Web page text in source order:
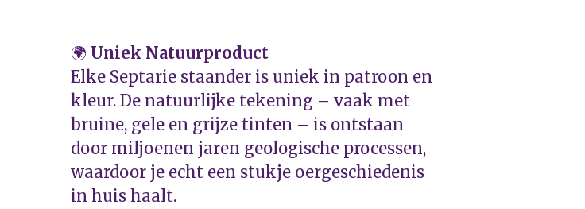
🌍 Uniek Natuurproduct
Elke Septarie staander is uniek in patroon en
kleur. De natuurlijke tekening – vaak met
bruine, gele en grijze tinten – is ontstaan
door miljoenen jaren geologische processen,
waardoor je echt een stukje oergeschiedenis
in huis haalt.